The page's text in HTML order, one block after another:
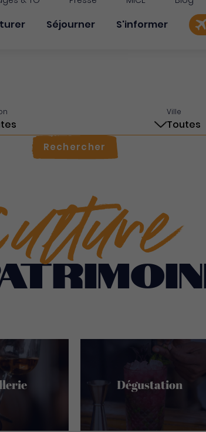
Séjourner S'informer
Ville
Rechercher
Dégustation